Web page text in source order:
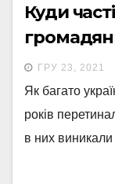
Куди
ГРУ 23, 2021
Як багато
років
в них